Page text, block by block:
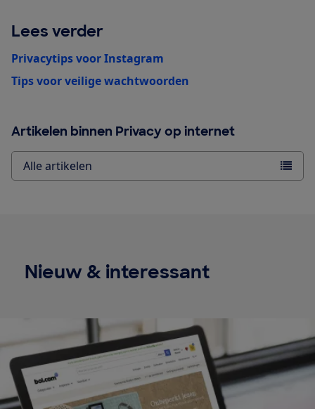
Lees verder
Privacytips voor Instagram
Tips voor veilige wachtwoorden
Artikelen binnen Privacy op internet
Alle artikelen
Nieuw & interessant